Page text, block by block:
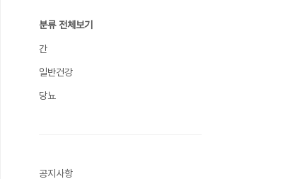
분류 전체보기
간
일반건강
당뇨
공지사항